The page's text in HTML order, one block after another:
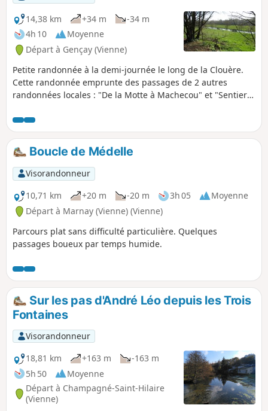
14,38 km
+34 m
-34 m
4h 10
Moyenne
Départ à Gençay (Vienne)
Petite randonnée à la demi-journée le long de la Clouère.
Cette randonnée emprunte des passages de 2 autres
randonnées locales : "De la Motte à Machecou" et "Sentier
Boucle de Médelle
Visorandonneur
10,71 km
+20 m -20 m 3h 05
Moyenne
Départ à Marnay (Vienne) (Vienne)
Parcours plat sans difficulté particulière. Quelques
passages boueux par temps humide.
Sur les pas d'André Léo depuis les Trois
Fontaines
Visorandonneur
18,81 km
+163 m
-163 m
5h 50
Moyenne
Départ à Champagné-Saint-Hilaire
(Vienne)